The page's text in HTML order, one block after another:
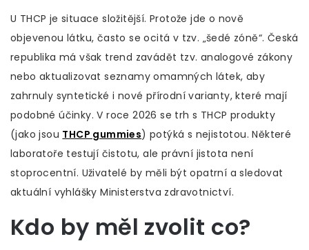
U THCP je situace složitější. Protože jde o nově
objevenou látku, často se ocitá v tzv. „šedé zóně“. Česká
republika má však trend zavádět tzv. analogové zákony
nebo aktualizovat seznamy omamných látek, aby
zahrnuly syntetické i nové přírodní varianty, které mají
podobné účinky. V roce 2026 se trh s THCP produkty
(jako jsou THCP gummies) potýká s nejistotou. Některé
laboratoře testují čistotu, ale právní jistota není
stoprocentní. Uživatelé by měli být opatrní a sledovat
aktuální vyhlášky Ministerstva zdravotnictví.
Kdo by měl zvolit co?